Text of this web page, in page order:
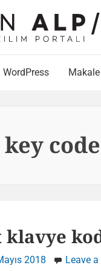
WordPress Makale
code
klavye
2018 Leave